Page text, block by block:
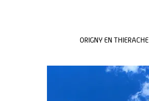
ORIGNY EN THIERACHE